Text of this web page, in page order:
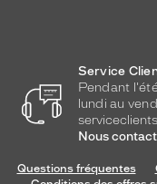
Service
Pendant
lundi au
Nous
Questions fréquentes